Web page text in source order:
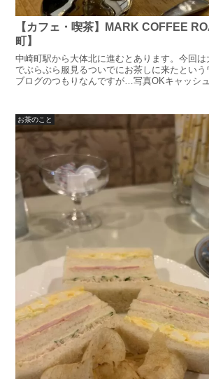
【カフェ・喫茶】MARK COFFEE
町】
中崎町駅から大体北に進むとあります。今回
でぶらぶら服見るついでにお茶しに来たという
ブログのつもりなんですが…写真OKキャッシ
お茶のこと